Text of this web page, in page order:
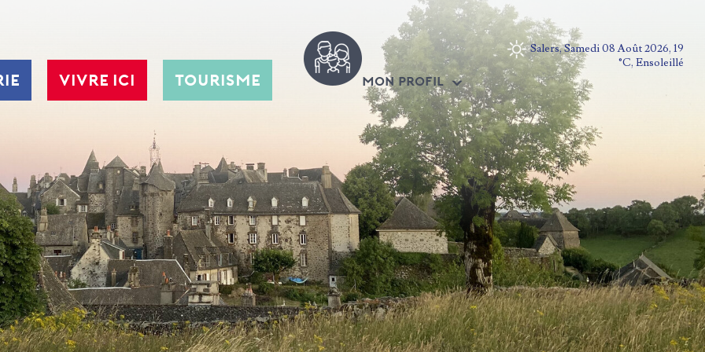
Salers, Samedi 08 Août 2026, 19
°C, Ensoleillé
VIVRE ICI TOURISME MON PROFIL